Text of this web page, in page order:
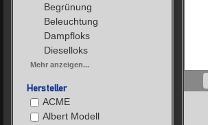
Begrünung
Beleuchtung
Dampfloks
Dieselloks
Mehr anzeigen...
Hersteller
ACME
Albert Modell